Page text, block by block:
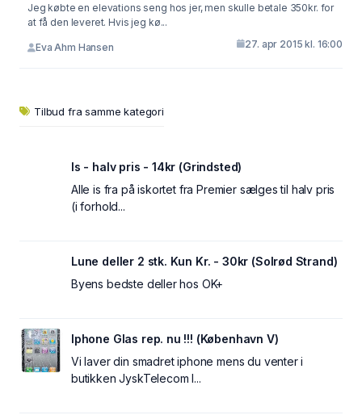
Jeg købte en elevations seng hos jer, men skulle betale 350kr. for
at få den leveret. Hvis jeg kø...
Eva Ahm Hansen 27. apr 2015 kl. 16:00
Tilbud fra samme kategori
Is - halv pris - 14kr (Grindsted)
Alle is fra på iskortet fra Premier sælges til halv pris
(i forhold...
Lune deller 2 stk. Kun Kr. - 30kr (Solrød Strand)
Byens bedste deller hos OK+
Iphone Glas rep. nu !!! (København V)
Vi laver din smadret iphone mens du venter i
butikken JyskTelecom I...